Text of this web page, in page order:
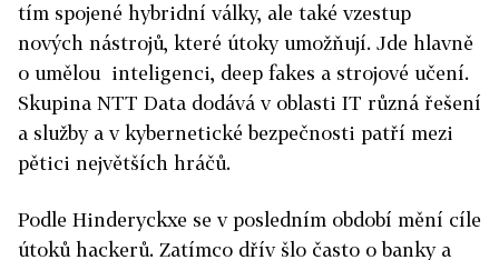
tím spojené hybridní války, ale také vzestup
nových nástrojů, které útoky umožňují. Jde hlavně
o umělou inteligenci, deep fakes a strojové učení.
Skupina NTT Data dodává v oblasti IT různá řešení
a služby a v kybernetické bezpečnosti patří mezi
pětici největších hráčů.
Podle Hinderyckxe se v posledním období mění cíle
útoků hackerů. Zatímco dřív šlo často o banky a